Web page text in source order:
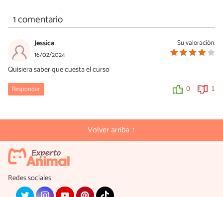
1 comentario
Su valoración:
Jessica
16/02/2024
Quisiera saber que cuesta el curso
Responder 0 1
Volver arriba ↑
Redes sociales